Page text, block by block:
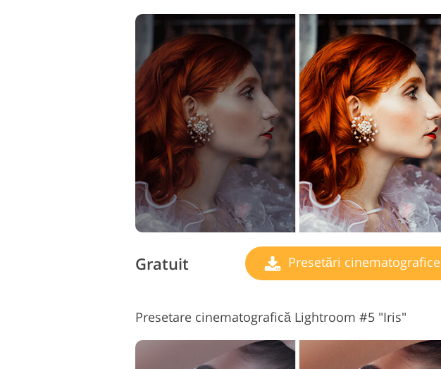
Gratuit Presetări cinematografice
Presetare cinematografică Lightroom #5 "Iris"